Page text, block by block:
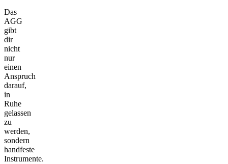
Das
AGG
gibt
dir
nicht
nur
einen
Anspruch
darauf,
in
Ruhe
gelassen
zu
werden,
sondern
handfeste
Instrumente.